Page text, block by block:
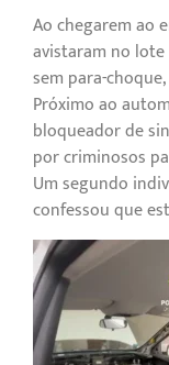
Ao chegarem ao
avistaram no
sem para-
Próximo ao
bloqueador de
por criminosos
Um segundo
confessou que